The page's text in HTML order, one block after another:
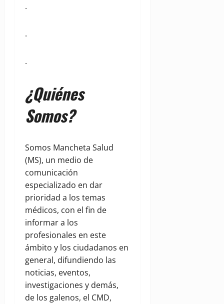
.
.
.
¿Quiénes
Somos?
Somos Mancheta Salud
(MS), un medio de
comunicación
especializado en dar
prioridad a los temas
médicos, con el fin de
informar a los
profesionales en este
ámbito y los ciudadanos en
general, difundiendo las
noticias, eventos,
investigaciones y demás,
de los galenos, el CMD,